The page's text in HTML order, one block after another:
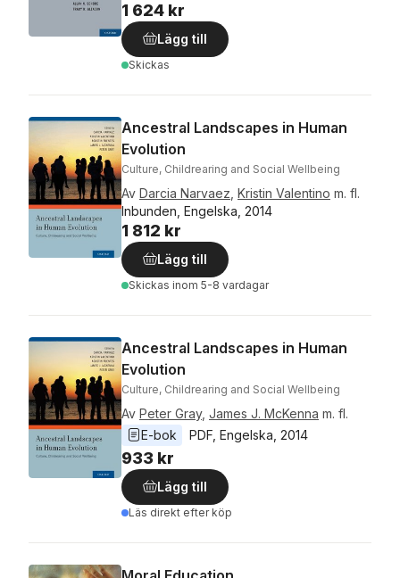
1 624 kr
Lägg till
Skickas
Ancestral Landscapes in Human
Evolution
Culture, Childrearing and Social Wellbeing
Av Darcia Narvaez Kristin Valentino m. fl.
Inbunden, Engelska, 2014
1 812 kr
Lägg till
Skickas inom 5-8 vardagar
Ancestral Landscapes in Human
Evolution
Culture, Childrearing and Social Wellbeing
Av Peter Gray, James J. McKenna m. fl.
E-bok
PDF Engelska 2014
933 kr
Lägg till
Läs direkt efter köp